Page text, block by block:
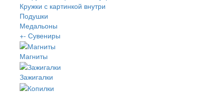
Кружки с картинкой внутри
Подушки
Медальоны
+- Сувениры
Магниты
Зажигалки